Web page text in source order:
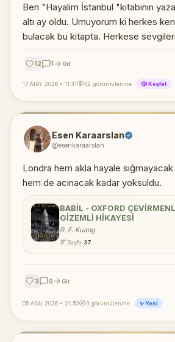
Ben "Hayalim İstanbul "kitabının
altı ay oldu. Umuyorum ki herkes
bulacak bu kitapta. Herkese
🤍12 1 Git
17 MAY 2026 • 11:41 52 görüntülenme 🎲 Keşfet
Esen Karaarslan
@esenkaraarslan
Londra hem akla hayale
hem de acınacak kadar yoksuldu.
BABIL - OXFORD
GIZEMLI HIKAYESI
R. F. Kuang
Sayfa 37
🤍 3 0 Git
05 AĞU 2026 • 21:50 3 görüntülenme ✨ Yeni